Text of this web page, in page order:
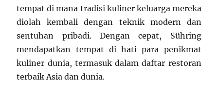
tempat di mana tradisi kuliner keluarga mereka
diolah kembali dengan teknik modern dan
sentuhan pribadi. Dengan cepat, Sühring
mendapatkan tempat di hati para penikmat
kuliner dunia, termasuk dalam daftar restoran
terbaik Asia dan dunia.